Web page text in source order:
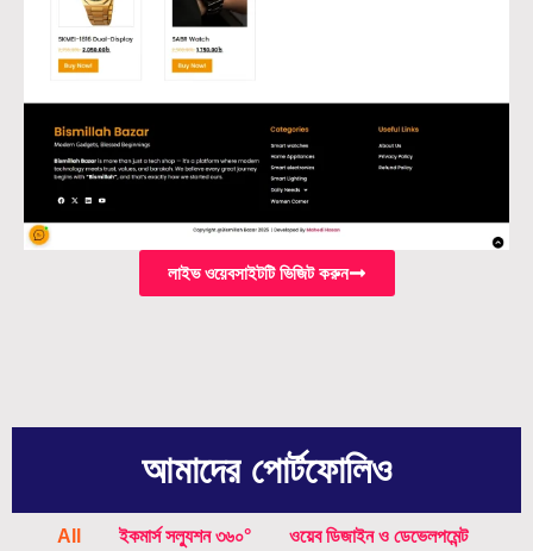
লাইভ ওয়েবসাইটটি ভিজিট করুন
আমাদের পোর্টফোলিও
All ইকমার্স সল্যুশন ৩৬০° ওয়েব ডিজাইন ও ডেভেলপমেন্ট